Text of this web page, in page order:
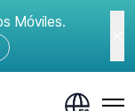
Móviles.